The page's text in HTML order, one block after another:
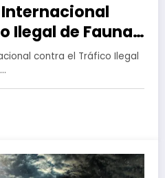
Internacional
Ilegal de Fauna
contra el Tráfico Ilegal